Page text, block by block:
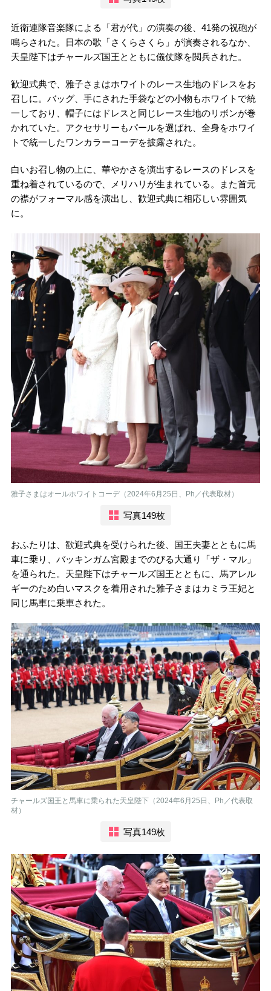
近衛連隊音楽隊による「君が代」の演奏の後、41発の祝砲が
鳴らされた。日本の歌「さくらさくら」が演奏されるなか、
天皇陛下はチャールズ国王とともに儀仗隊を閲兵された。
歓迎式典で、雅子さまはホワイトのレース生地のドレスをお
召しに。バッグ、手にされた手袋などの小物もホワイトで統
一しており、帽子にはドレスと同じレース生地のリボンが巻
かれていた。アクセサリーもパールを選ばれ、全身をホワイ
トで統一したワンカラーコーデを披露された。
白いお召し物の上に、華やかさを演出するレースのドレスを
重ね着されているので、メリハリが生まれている。また首元
の襟がフォーマル感を演出し、歓迎式典に相応しい雰囲気
に。
雅子さまはオールホワイトコーデ（2024年6月25日、Ph／代表取材）
写真149枚
おふたりは、歓迎式典を受けられた後、国王夫妻とともに馬
車に乗り、バッキンガム宮殿までのびる大通り「ザ・マル」
を通られた。天皇陛下はチャールズ国王とともに、馬アレル
ギーのため白いマスクを着用された雅子さまはカミラ王妃と
同じ馬車に乗車された。
チャールズ国王と馬車に乗られた天皇陛下（2024年6月25日、Ph／代表取
材）
写真149枚